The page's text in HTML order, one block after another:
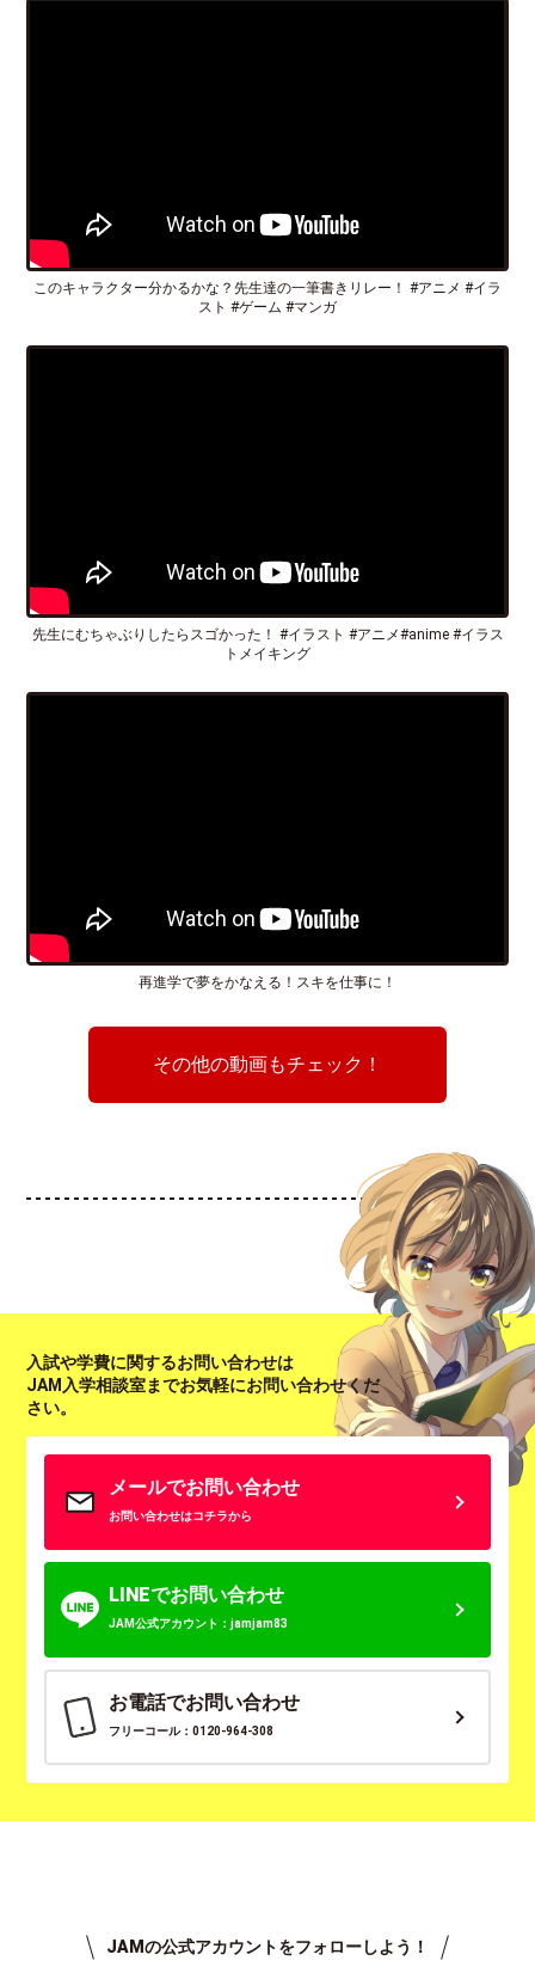
このキャラクター分かるかな？先生達の一筆書きリレー！ #アニメ #イラ
スト #ゲーム #マンガ
先生にむちゃぶりしたらスゴかった！ #イラスト #アニメ#anime #イラス
トメイキング
再進学で夢をかなえる！スキを仕事に！
その他の動画もチェック！
入試や学費に関するお問い合わせは
JAM入学相談室までお気軽にお問い合わせくだ
さい。
メールでお問い合わせ
お問い合わせはコチラから
LINEでお問い合わせ
JAM公式アカウント：jamjam83
お電話でお問い合わせ
フリーコール：0120-964-308
JAMの公式アカウントをフォローしよう！